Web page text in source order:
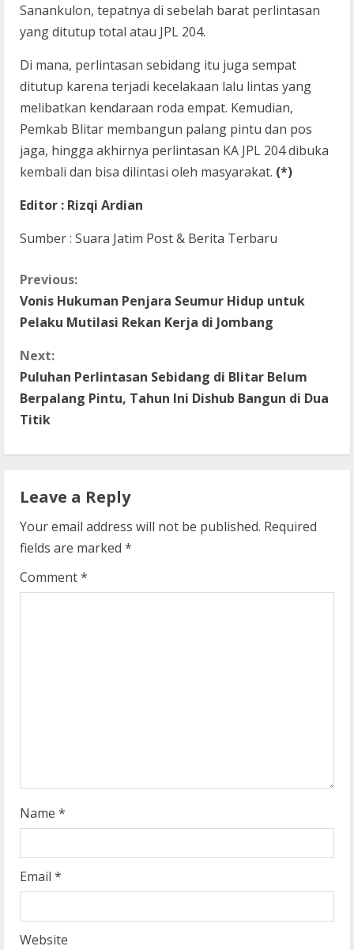
Sanankulon, tepatnya di sebelah barat perlintasan
yang ditutup total atau JPL 204.
Di mana, perlintasan sebidang itu juga sempat
ditutup karena terjadi kecelakaan lalu lintas yang
melibatkan kendaraan roda empat. Kemudian,
Pemkab Blitar membangun palang pintu dan pos
jaga, hingga akhirnya perlintasan KA JPL 204 dibuka
kembali dan bisa dilintasi oleh masyarakat. (*)
Editor : Rizqi Ardian
Sumber : Suara Jatim Post & Berita Terbaru
C
o
n
t
i
n
u
e
R
e
Previous:
Vonis Hukuman Penjara Seumur Hidup untuk
Pelaku Mutilasi Rekan Kerja di Jombang
Next:
Puluhan Perlintasan Sebidang di Blitar Belum
Berpalang Pintu, Tahun Ini Dishub Bangun di Dua
Titik
Leave a Reply
Your email address will not be published. Required
fields are marked *
Comment*
Name *
Email *
Website